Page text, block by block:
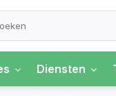
Diensten